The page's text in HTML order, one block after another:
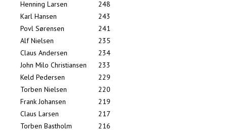
Henning Larsen
248
Karl Hansen
243
Povl Sørensen
241
Alf Nielsen
235
Claus Andersen
234
John Milo Christiansen
233
Keld Pedersen
229
Torben Nielsen
220
Frank Johansen
219
Claus Larsen
217
Torben Bastholm
216